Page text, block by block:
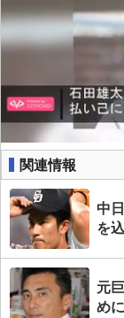
関連情報
中
を
元
めに